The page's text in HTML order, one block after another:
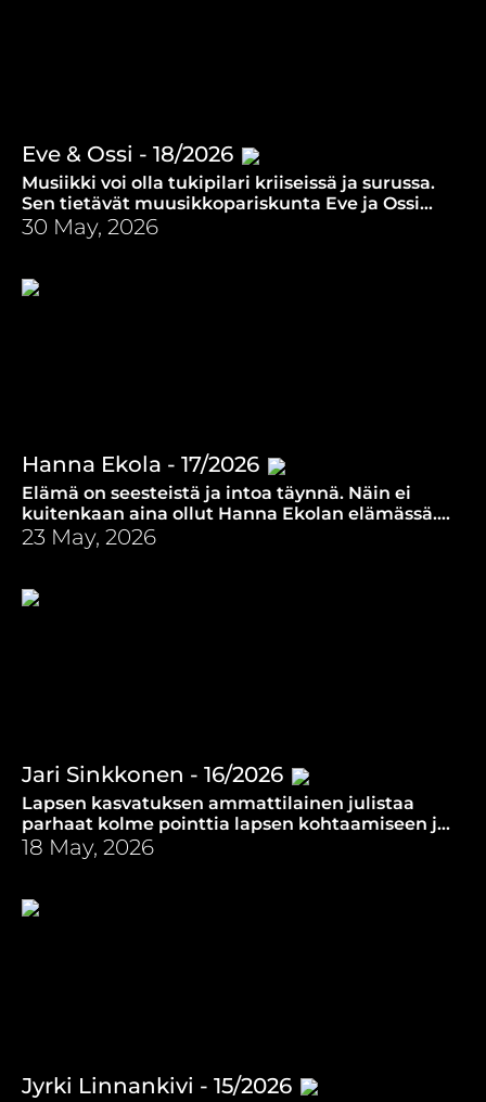
Eve & Ossi - 18/2026
Musiikki voi olla tukipilari kriiseissä ja surussa.
Sen tietävät muusikkopariskunta Eve ja Ossi
Mäki-Reini. He kertovat tarinoita laulujensa
30 May, 2026
Hanna Ekola - 17/2026
Elämä on seesteistä ja intoa täynnä. Näin ei
kuitenkaan aina ollut Hanna Ekolan elämässä.
Surun ja menetyksen kautta toivon merkitys
korostuu.
23 May, 2026
Jari Sinkkonen - 16/2026
Lapsen kasvatuksen ammattilainen julistaa
parhaat kolme pointtia lapsen kohtaamiseen ja
kertoo mitä usko ja johdatus ovat hänelle
itselleen.
18 May, 2026
Jyrki Linnankivi - 15/2026